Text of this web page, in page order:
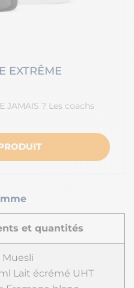
EXTRÊME
JAMAIS ? Les coachs
et quantités
Muesli
Lait écrémé UHT